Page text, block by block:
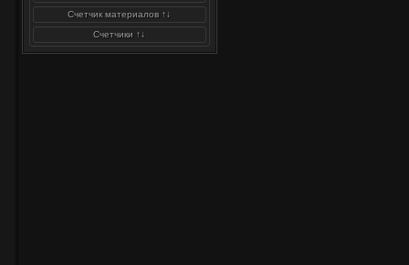
Счетчик материалов ↑↓
Счетчики ↑↓